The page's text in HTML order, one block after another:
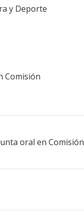
y Deporte
Comisión
oral en Comisión